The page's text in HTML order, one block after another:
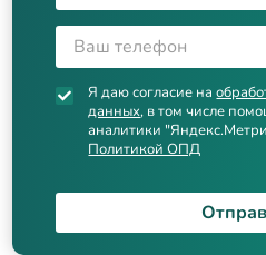
Я даю согласие на
данных, в том числе
аналитики
Политикой ОПД